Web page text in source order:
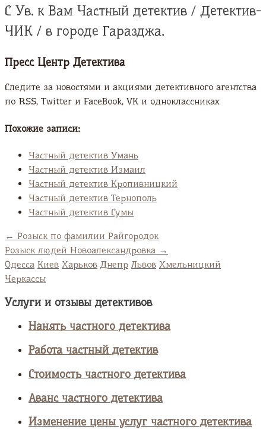
С Ув. к Вам Частный детектив / Детектив-
ЧИК / в городе Гаразджа.
Пресс Центр Детектива
Следите за новостями и акциями детективного агентства
по RSS, Twitter и FaсeBook, VK и одноклассниках
Похожие записи:
Частный детектив Умань
Частный детектив Измаил
Частный детектив Кропивницкий
Частный детектив Тернополь
Частный детектив Сумы
← Розыск по фамилии Райгородок
Розыск людей Новоалександровка →
Одесса Киев Харьков Днепр Львов Хмельницкий
Черкассы
Услуги и отзывы детективов
Нанять частного детектива
Работа частный детектив
Стоимость частного детектива
Аванс частного детектива
Изменение цены услуг частного детектива